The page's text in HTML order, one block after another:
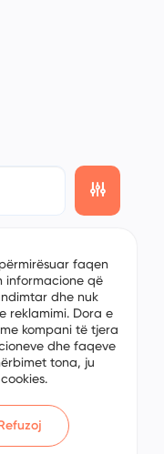
faqen
informacione që
dhe nuk
reklamimi. Dora e
kompani të tjera
dhe faqeve
tona, ju